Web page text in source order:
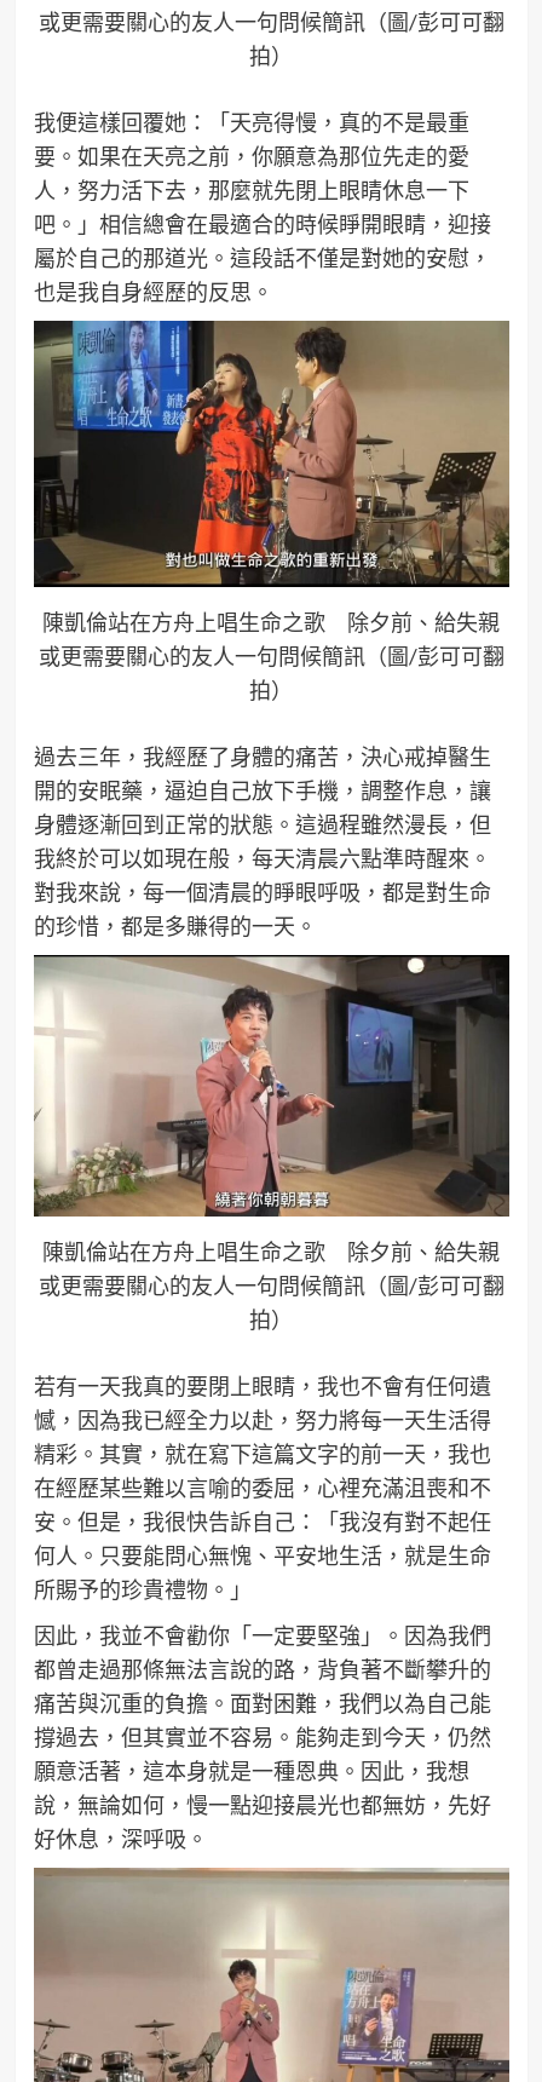
或更需要關心的友人一句問候簡訊（圖/彭可可翻
拍）
我便這樣回覆她：「天亮得慢，真的不是最重
要。如果在天亮之前，你願意為那位先走的愛
人，努力活下去，那麼就先閉上眼睛休息一下
吧。」相信總會在最適合的時候睜開眼睛，迎接
屬於自己的那道光。這段話不僅是對她的安慰，
也是我自身經歷的反思。
陳凱倫站在方舟上唱生命之歌 除夕前、給失親
或更需要關心的友人一句問候簡訊（圖/彭可可翻
拍）
過去三年，我經歷了身體的痛苦，決心戒掉醫生
開的安眠藥，逼迫自己放下手機，調整作息，讓
身體逐漸回到正常的狀態。這過程雖然漫長，但
我終於可以如現在般，每天清晨六點準時醒來。
對我來說，每一個清晨的睜眼呼吸，都是對生命
的珍惜，都是多賺得的一天。
陳凱倫站在方舟上唱生命之歌 除夕前、給失親
或更需要關心的友人一句問候簡訊（圖/彭可可翻
拍）
若有一天我真的要閉上眼睛，我也不會有任何遺
憾，因為我已經全力以赴，努力將每一天生活得
精彩。其實，就在寫下這篇文字的前一天，我也
在經歷某些難以言喻的委屈，心裡充滿沮喪和不
安。但是，我很快告訴自己：「我沒有對不起任
何人。只要能問心無愧、平安地生活，就是生命
所賜予的珍貴禮物。」
因此，我並不會勸你「一定要堅強」。因為我們
都曾走過那條無法言說的路，背負著不斷攀升的
痛苦與沉重的負擔。面對困難，我們以為自己能
撐過去，但其實並不容易。能夠走到今天，仍然
願意活著，這本身就是一種恩典。因此，我想
說，無論如何，慢一點迎接晨光也都無妨，先好
好休息，深呼吸。